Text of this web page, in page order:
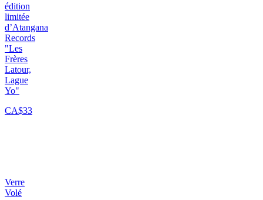
édition
limitée
d’Atangana
Records
"Les
Frères
Latour,
Lague
Yo"
CA$33
Verre
Volé